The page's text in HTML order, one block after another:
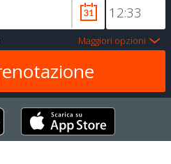
Maggiori opzioni